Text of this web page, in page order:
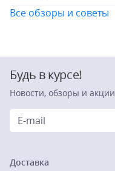
Все обзоры и советы
Будь в курсе!
Новости, обзоры и акции
Доставка